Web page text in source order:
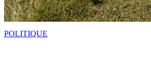
POLITIQUE